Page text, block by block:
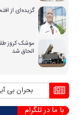
گزیده‌ای از
موشک کروز
الحاق شد
بحران بی آبی
با ما در تلگرام